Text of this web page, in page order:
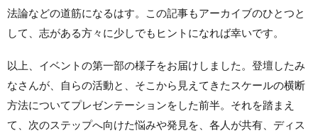
法論などの道筋になるはす。この記事もアーカイブのひとつと
して、志がある方々に少しでもヒントになれば幸いです。
以上、イベントの第一部の様子をお届けしました。登壇したみ
なさんが、自らの活動と、そこから見えてきたスケールの横断
方法についてプレゼンテーションをした前半。それを踏まえ
て、次のステップへ向けた悩みや発見を、各人が共有、ディス